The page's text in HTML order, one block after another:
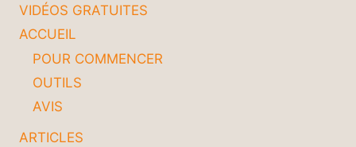
VIDÉOS GRATUITES
ACCUEIL
POUR COMMENCER
OUTILS
AVIS
ARTICLES